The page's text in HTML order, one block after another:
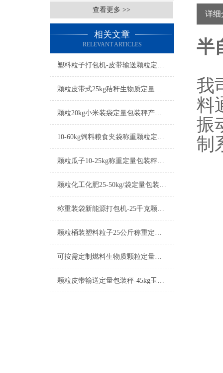
查看更多 >>
相关文章
RELEVANT ARTICLES
塑料粒子打包机-皮带输送颗粒定量包装秤产品简介
颗粒皮带式25kg秸秆生物质定量包装秤产品简介
颗粒20kg小米装袋定量包装秤产品简介
10-60kg饲料粮食夹袋称重颗粒定量包装秤简介
颗粒瓜子10-25kg称重定量包装秤可按需定制
颗粒化工化肥25-50kg/袋定量包装秤厂家
称重装袋新能源打包机-25千克颗粒定量包装秤产品简介
颗粒桶装塑料粒子25公斤称重定量包装秤厂家
可按需定制燃料生物质颗粒定量包装秤产品介绍
颗粒皮带输送定量包装秤-45kg玉米芯打包机厂家
详细
半
我
料
振
制